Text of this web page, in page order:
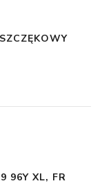
96Y XL, FR